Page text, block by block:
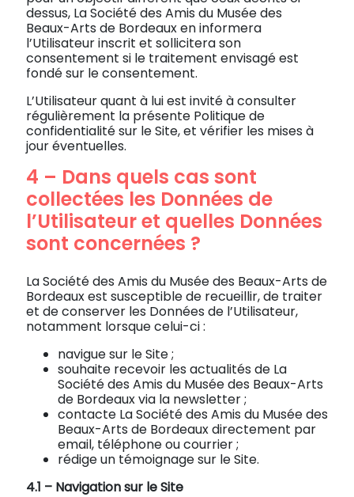
dessus, La Société des Amis du Musée des
Beaux-Arts de Bordeaux en informera
l’Utilisateur inscrit et sollicitera son
consentement si le traitement envisagé est
fondé sur le consentement.
L’Utilisateur quant à lui est invité à consulter
régulièrement la présente Politique de
confidentialité sur le Site, et vérifier les mises à
jour éventuelles.
4 – Dans quels cas sont
collectées les Données de
l’Utilisateur et quelles Données
sont concernées ?
La Société des Amis du Musée des Beaux-Arts de
Bordeaux est susceptible de recueillir, de traiter
et de conserver les Données de l’Utilisateur,
notamment lorsque celui-ci :
navigue sur le Site ;
souhaite recevoir les actualités de La
Société des Amis du Musée des Beaux-Arts
de Bordeaux via la newsletter ;
contacte La Société des Amis du Musée des
Beaux-Arts de Bordeaux directement par
email, téléphone ou courrier ;
rédige un témoignage sur le Site.
4.1 – Navigation sur le Site